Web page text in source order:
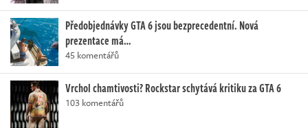
Předobjednávky GTA 6 jsou bezprecedentní. Nová
prezentace má…
45 komentářů
Vrchol chamtivosti? Rockstar schytává kritiku za GTA 6
103 komentářů